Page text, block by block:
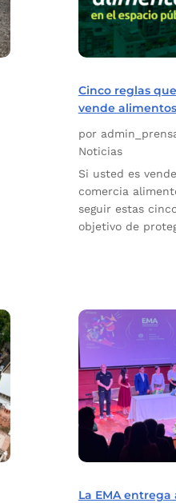
Cinco reglas
vende alimentos
por
Noticias
Si usted es
comercia
seguir estas
objetivo de
La EMA